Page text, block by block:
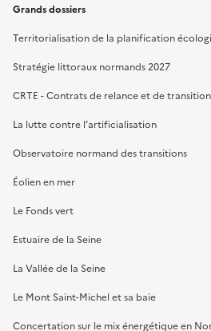
Grands dossiers
Territorialisation de la planification
Stratégie littoraux normands 2027
CRTE - Contrats de relance et de
La lutte contre l’artificialisation
Observatoire normand des transitions
Éolien en mer
Le Fonds vert
Estuaire de la Seine
La Vallée de la Seine
Le Mont Saint-Michel et sa baie
Concertation sur le mix énergétique en